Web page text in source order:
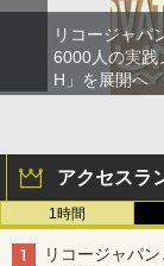
リコージャパ
6000人の実践
H」を展開へ
アクセスラ
1時間
リコージャパ